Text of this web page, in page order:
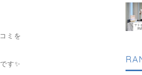
ミを
す✨